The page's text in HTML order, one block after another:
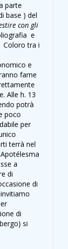
parte
base ) del
con gli
e
Coloro tra i
e
farne
Alle h. 13
potrà
poco
per
terrà nel
a
di
di
di
si